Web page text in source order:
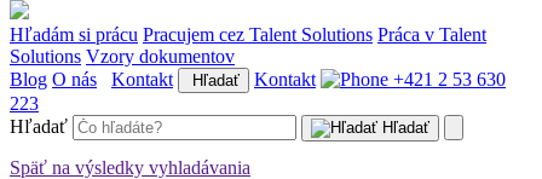
Hľadám si prácu Pracujem cez Talent Solutions Práca v Talent
Solutions Vzory dokumentov
Blog O nás Kontakt Hľadať Kontakt
+421 2 53 630
223
Hľadať
Hľadať
Späť na výsledky vyhladávania